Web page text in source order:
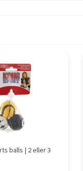
balls | 2 eller 3